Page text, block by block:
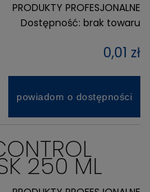
PRODUKTY PROFESJONALNE
Dostępność: brak towaru
0,01 zł
powiadom o dostępności
250 ML